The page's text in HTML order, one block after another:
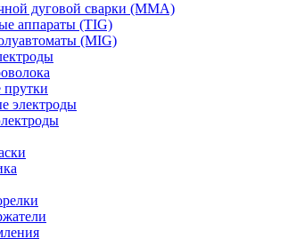
дуговой сварки (MMA)
аппараты (TIG)
(MIG)
электроды